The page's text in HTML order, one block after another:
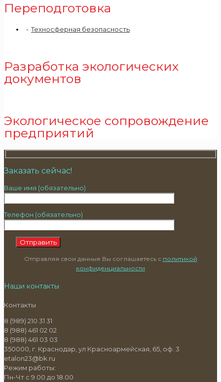
Переподготовка
Техносферная безопасность
Разработка экологических
документов
Экологическое сопровождение
предприятий
Заказать сейчас!
Ваше имя (обязательно)
Телефон (обязательно)
Отправляя свои данные Вы соглашаетесь с политикой
конфиденциальности
Наши контакты
Контакты
8 (989) 210 31 31
8 (988) 461 02 02
8 (988) 461 03 03
350000, г. Краснодар, ул Красноармейская, 65, оф. 3
etalon23@bk.ru
Режим работы:
Пн-Чт с 9.00 до 18.00